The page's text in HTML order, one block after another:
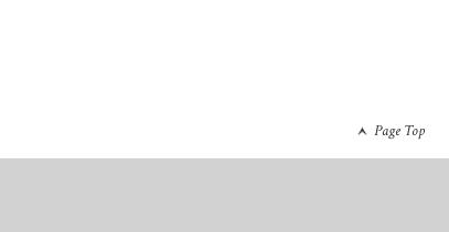
Page Top